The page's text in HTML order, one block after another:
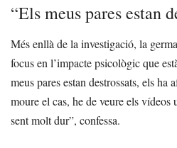
“Els meus pares estan
Més enllà de la investigació, la
focus en l’impacte psicològic que
meus pares estan destrossats, els
moure el cas, he de veure els vídeos
sent molt dur”, confessa.